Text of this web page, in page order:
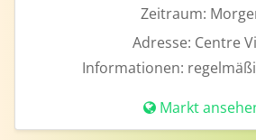
Zeitraum:
Adresse: Centre
Informationen:
Markt